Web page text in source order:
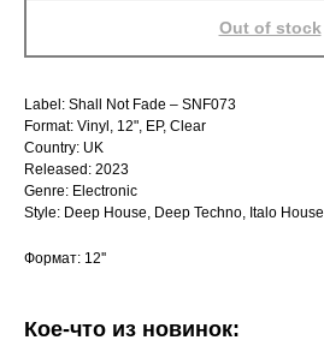
Out of stock
Label: Shall Not Fade – SNF073
Format: Vinyl, 12", EP, Clear
Country: UK
Released: 2023
Genre: Electronic
Style: Deep House, Deep Techno, Italo House
Формат: 12''
Кое-что из новинок: